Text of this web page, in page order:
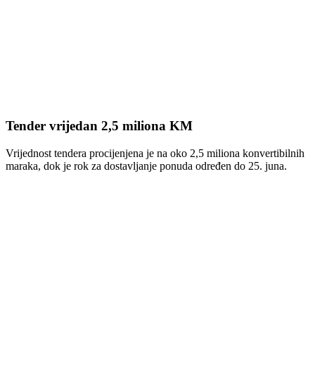
Tender vrijedan 2,5 miliona KM
Vrijednost tendera procijenjena je na oko 2,5 miliona konvertibilnih
maraka, dok je rok za dostavljanje ponuda određen do 25. juna.